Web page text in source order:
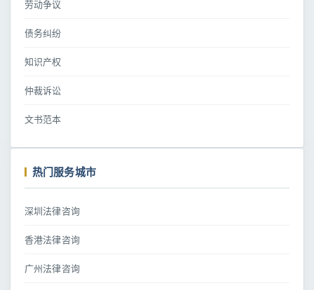
劳动争议
债务纠纷
知识产权
仲裁诉讼
文书范本
热门服务城市
深圳法律咨询
香港法律咨询
广州法律咨询